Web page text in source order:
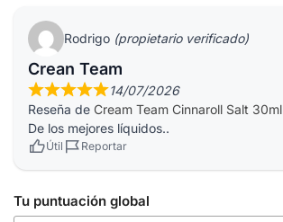
Rodrigo (propietario verificado)
Crean Team
14/07/2026
Reseña de Cream Team Cinnaroll Salt 30ml
De los mejores líquidos..
Útil Reportar
Tu puntuación global